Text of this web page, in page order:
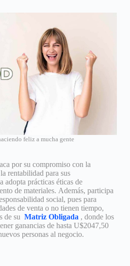
feliz a mucha gente
por su compromiso con la
rentabilidad para sus
adopta prácticas éticas de
de materiales. Además, participa
social, pues para
de venta o no tienen tiempo,
de su Matriz Obligada , donde los
ganancias de hasta U$2047,50
personas al negocio.